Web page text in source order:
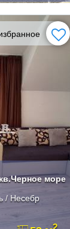
море
/ Несебр
2